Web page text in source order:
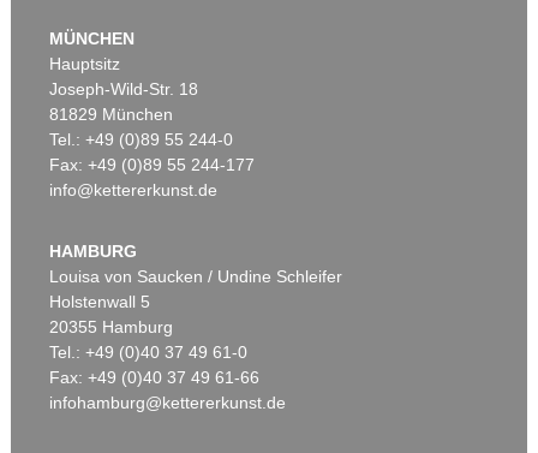
MÜNCHEN
Hauptsitz
Joseph-Wild-Str. 18
81829 München
Tel.: +49 (0)89 55 244-0
Fax: +49 (0)89 55 244-177
info@kettererkunst.de
HAMBURG
Louisa von Saucken / Undine Schleifer
Holstenwall 5
20355 Hamburg
Tel.: +49 (0)40 37 49 61-0
Fax: +49 (0)40 37 49 61-66
infohamburg@kettererkunst.de